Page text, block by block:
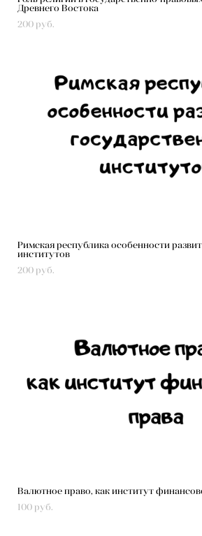
Древнего Востока
200 pуб.
Римская республика особенности
институтов
200 pуб.
Валютное право, как институт
100 pуб.